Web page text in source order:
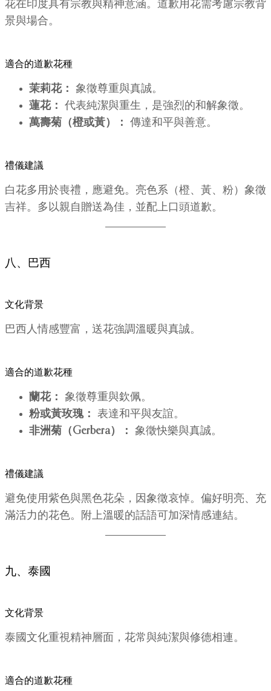
花在印度具有宗教與精神意涵。道歉用花需考慮宗教背
景與場合。
適合的道歉花種
茉莉花：
象徵尊重與真誠。
蓮花：
代表純潔與重生，是強烈的和解象徵。
萬壽菊（橙或黃）：
傳達和平與善意。
禮儀建議
白花多用於喪禮，應避免。亮色系（橙、黃、粉）象徵
吉祥。多以親自贈送為佳，並配上口頭道歉。
八、巴西
文化背景
巴西人情感豐富，送花強調溫暖與真誠。
適合的道歉花種
蘭花：
象徵尊重與欽佩。
粉或黃玫瑰：
表達和平與友誼。
非洲菊（Gerbera）：
象徵快樂與真誠。
禮儀建議
避免使用紫色與黑色花朵，因象徵哀悼。偏好明亮、充
滿活力的花色。附上溫暖的話語可加深情感連結。
九、泰國
文化背景
泰國文化重視精神層面，花常與純潔與修德相連。
適合的道歉花種